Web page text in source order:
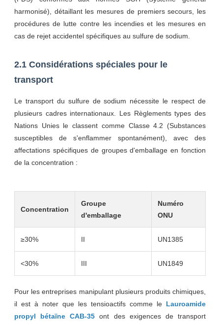
harmonisé), détaillant les mesures de premiers secours, les
procédures de lutte contre les incendies et les mesures en
cas de rejet accidentel spécifiques au sulfure de sodium.
2.1 Considérations spéciales pour le
transport
Le transport du sulfure de sodium nécessite le respect de
plusieurs cadres internationaux. Les Règlements types des
Nations Unies le classent comme Classe 4.2 (Substances
susceptibles de s'enflammer spontanément), avec des
affectations spécifiques de groupes d'emballage en fonction
de la concentration :
Concentration
Groupe
d'emballage
Numéro
ONU
≥30% II UN1385
<30% III UN1849
Pour les entreprises manipulant plusieurs produits chimiques,
il est à noter que les tensioactifs comme le Lauroamide
propyl bétaïne CAB-35 ont des exigences de transport